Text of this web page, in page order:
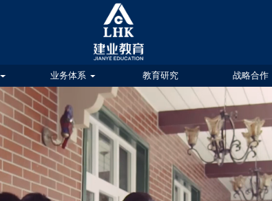
业务体系 教育研究 战略合作